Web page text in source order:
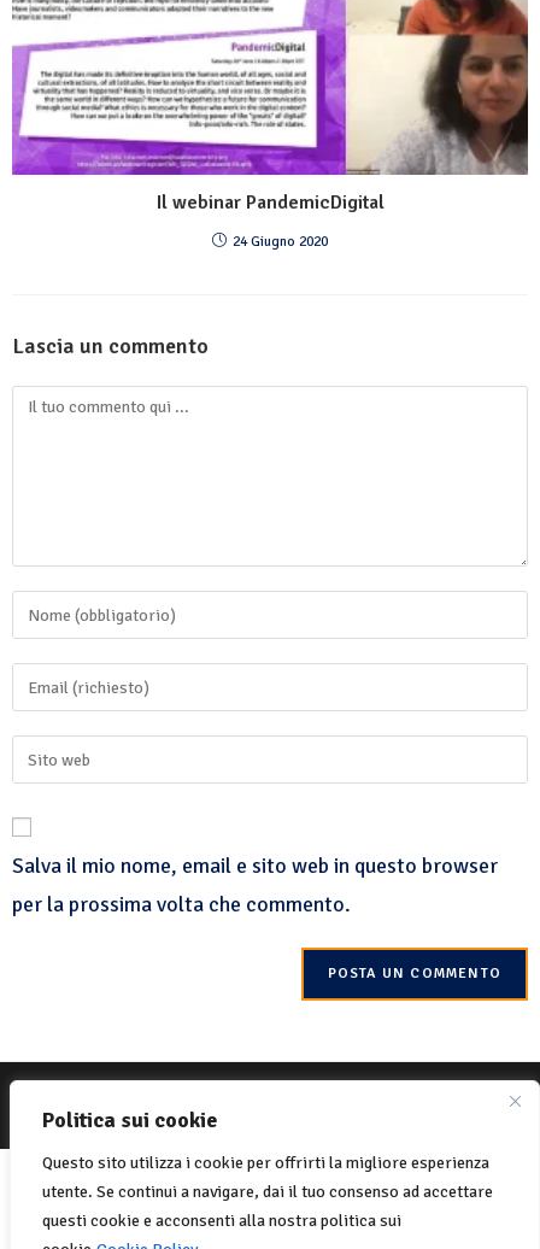
Politica sui cookie
Questo sito utilizza i cookie per offrirti la migliore esperienza
utente. Se continui a navigare, dai il tuo consenso ad accettare
questi cookie e acconsenti alla nostra politica sui
Il webinar PandemicDigital
24 Giugno 2020
Lascia un commento
Salva il mio nome, email e sito web in questo browser
per la prossima volta che commento.
Italiano English Inglese)
Français(Francese)